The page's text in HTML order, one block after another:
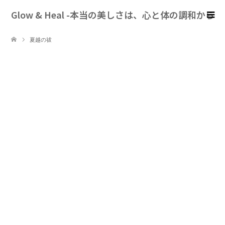
Glow & Heal -本当の美しさは、心と体の調和から
夏越の祓